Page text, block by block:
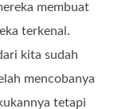
membuat
terkenal.
kita sudah
mencobanya
tetapi